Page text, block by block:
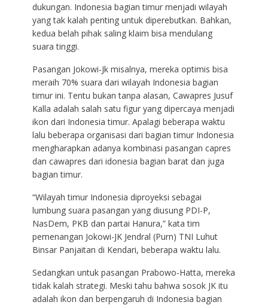
dukungan. Indonesia bagian timur menjadi wilayah
yang tak kalah penting untuk diperebutkan. Bahkan,
kedua belah pihak saling klaim bisa mendulang
suara tinggi.
Pasangan Jokowi-Jk misalnya, mereka optimis bisa
meraih 70% suara dari wilayah Indonesia bagian
timur ini. Tentu bukan tanpa alasan, Cawapres Jusuf
Kalla adalah salah satu figur yang dipercaya menjadi
ikon dari Indonesia timur. Apalagi beberapa waktu
lalu beberapa organisasi dari bagian timur Indonesia
mengharapkan adanya kombinasi pasangan capres
dan cawapres dari idonesia bagian barat dan juga
bagian timur.
“Wilayah timur Indonesia diproyeksi sebagai
lumbung suara pasangan yang diusung PDI-P,
NasDem, PKB dan partai Hanura,” kata tim
pemenangan Jokowi-JK Jendral (Purn) TNI Luhut
Binsar Panjaitan di Kendari, beberapa waktu lalu.
Sedangkan untuk pasangan Prabowo-Hatta, mereka
tidak kalah strategi. Meski tahu bahwa sosok JK itu
adalah ikon dan berpengaruh di Indonesia bagian